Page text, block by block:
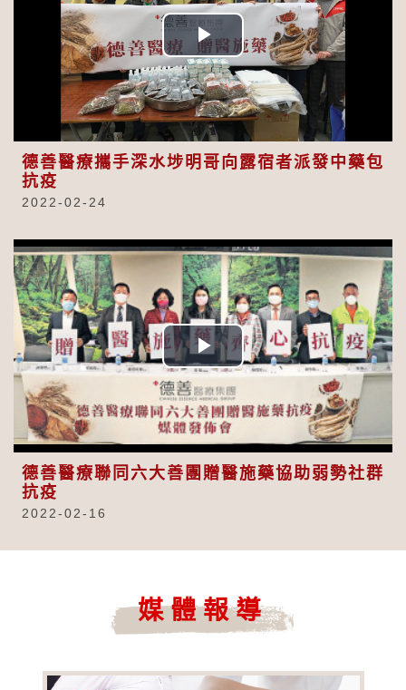
Play
Video
德善醫療攜手深水埗明哥向露宿者派發中藥包
抗疫
2022-02-24
Play
Video
德善醫療聯同六大善團贈醫施藥協助弱勢社群
抗疫
2022-02-16
媒體報導